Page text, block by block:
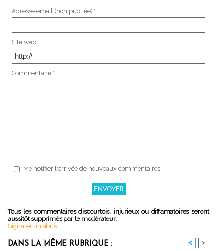
Adresse email (non publiée) * :
Site web :
Commentaire * :
Me notifier l'arrivée de nouveaux commentaires
Tous les commentaires discourtois, injurieux ou diffamatoires seront
aussitôt supprimés par le modérateur.
Signaler un abus
DANS LA MÊME RUBRIQUE : < >